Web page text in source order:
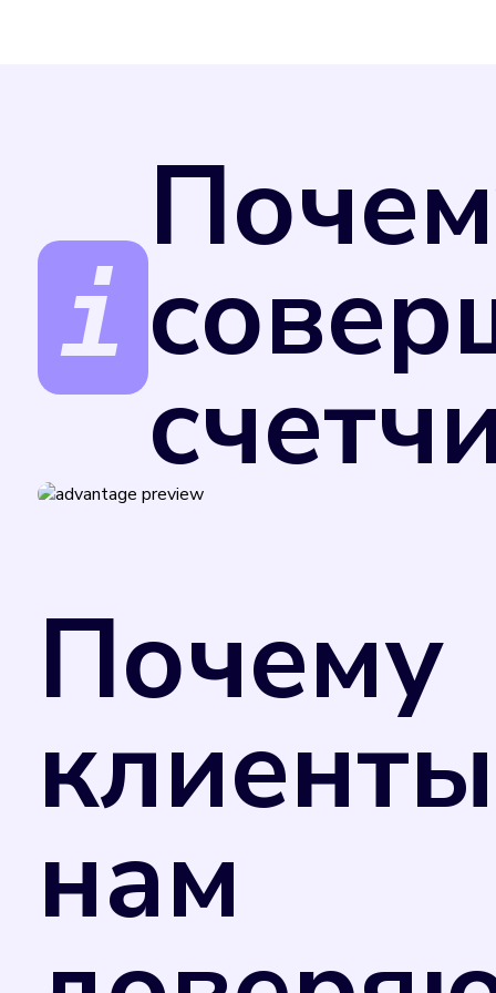
Поверка счетчиков обеспечивает
применения в сфере государственного
добровольном порядке. Однако
потребления коммунального ресурса в
отметкой в техническом паспорте
Почему
клиенты
нам